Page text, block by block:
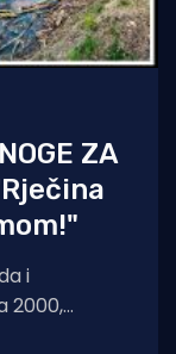
ZA
i
2000,